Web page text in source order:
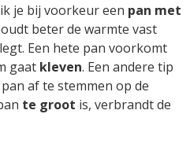
je bij voorkeur een pan met
beter de warmte vast
Een hete pan voorkomt
gaat kleven. Een andere tip
af te stemmen op de
te groot is, verbrandt de